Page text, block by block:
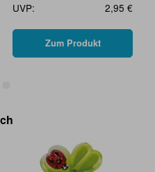
UVP:
2,95 €
Zum Produkt